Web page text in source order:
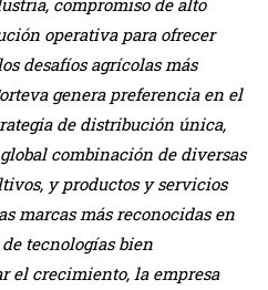
operativa para ofrecer
desafíos agrícolas más
genera preferencia en el
de distribución única,
combinación de diversas
y productos y servicios
marcas más reconocidas en
tecnologías bien
el crecimiento, la empresa